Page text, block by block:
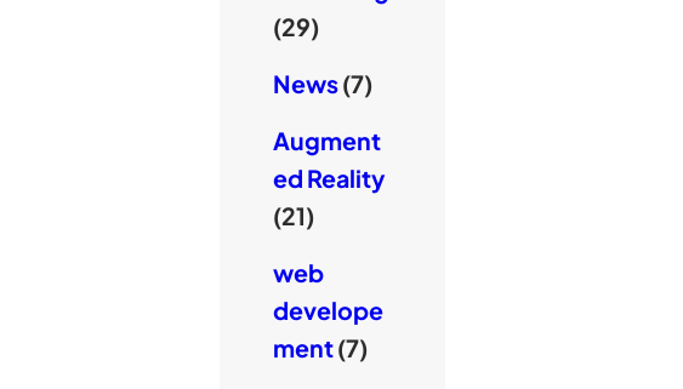
(29)
News(7)
Augment
ed Reality
(21)
web
develope
ment(7)